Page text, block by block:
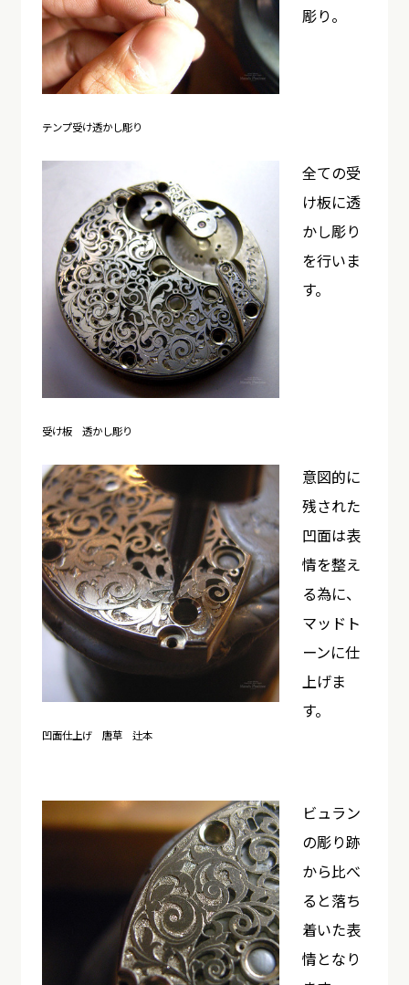
テンプ受け透かし彫り
彫り。
受け板 透かし彫り
全ての受
け板に透
かし彫り
を行いま
す。
凹面仕上げ 唐草 辻本
意図的に
残された
凹面は表
情を整え
る為に、
マッドト
ーンに仕
上げま
す。
ビュラン
の彫り跡
から比べ
ると落ち
着いた表
情となり